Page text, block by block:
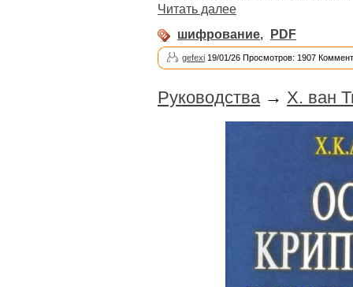
Читать далее
шифрование, PDF
gefexi 19/01/26 Просмотров: 1907
Руководства→ Х. ван